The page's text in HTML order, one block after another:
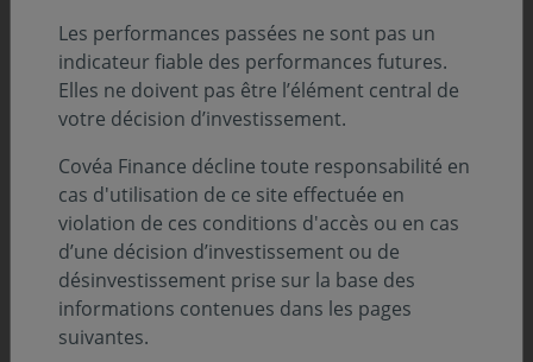
Covéa Finance
ne collecte jamais directement des
fonds auprès du grand public ;
La vente des produitsCovéa Financese fait
systématiquement de façon intermédiée (CGP,
Nous vous appelons à la plusgrande vigilance
répondre à aucune sollicitation de placement et/ou
d’investissement qui serait réalisée par le biais de
courriers électroniques, d’appels téléphoniques,
d’échanges sur les réseaux sociaux et/ou messageries
instantanées.
Les performances passées ne sont pas un
indicateur fiable des performances futures.
Elles ne doivent pas être l’élément central de
votre décision d’investissement.
Covéa Finance décline toute responsabilité en
cas d'utilisation de ce site effectuée en
violation de ces conditions d'accès ou en cas
d’une décision d’investissement ou de
désinvestissement prise sur la base des
informations contenues dans les pages
suivantes.